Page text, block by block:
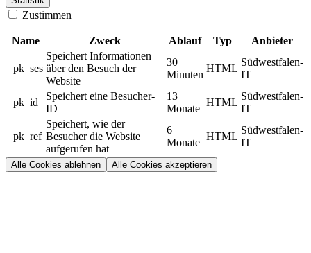
Zustimmen
Name Zweck Ablauf Typ Anbieter
_pk_ses
Speichert Informationen
über den Besuch der
Website
30
Minuten
HTML
Südwestfalen-
IT
_pk_id
Speichert eine Besucher-
ID
13
Monate
HTML
Südwestfalen-
IT
_pk_ref
Speichert, wie der
Besucher die Website
aufgerufen hat
6
Monate
HTML
Südwestfalen-
IT
Alle Cookies ablehnen Alle Cookies akzeptieren